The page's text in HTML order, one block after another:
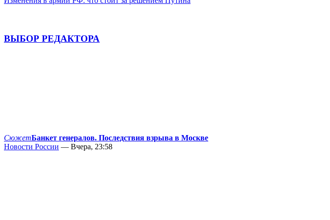
ВЫБОР РЕДАКТОРА
СюжетБанкет генералов. Последствия взрыва в Москве
Новости России — Вчера, 23:58